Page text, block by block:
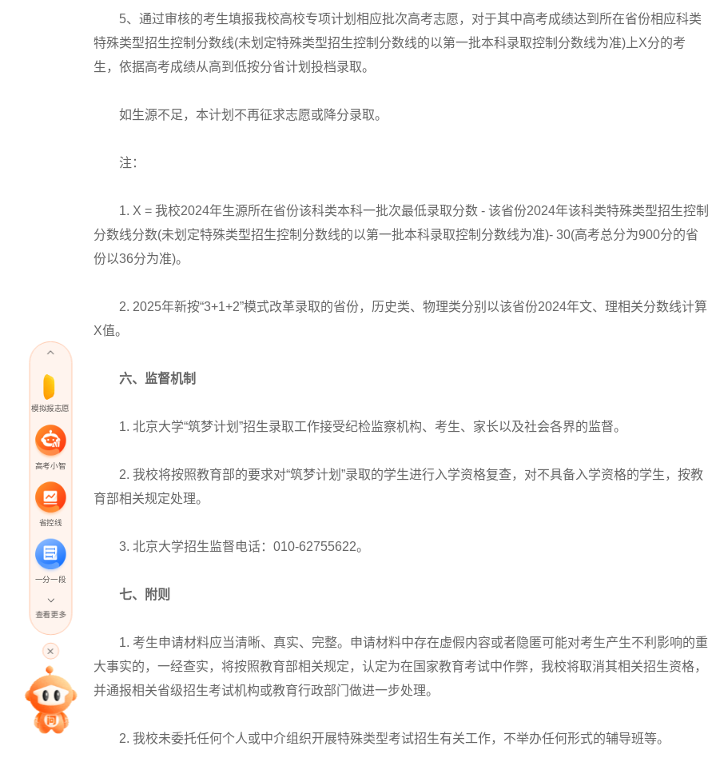
5、通过审核的考生填报我校高校专项计划相应批次高考志愿，对于其中高考成绩达到所在省份相应科类
特殊类型招生控制分数线(未划定特殊类型招生控制分数线的以第一批本科录取控制分数线为准)上X分的考
生，依据高考成绩从高到低按分省计划投档录取。
如生源不足，本计划不再征求志愿或降分录取。
注：
1. X = 我校2024年生源所在省份该科类本科一批次最低录取分数 - 该省份2024年该科类特殊类型招生控制
分数线分数(未划定特殊类型招生控制分数线的以第一批本科录取控制分数线为准)- 30(高考总分为900分的省
份以36分为准)。
2. 2025年新按“3+1+2”模式改革录取的省份，历史类、物理类分别以该省份2024年文、理相关分数线计算
X值。
六、监督机制
1. 北京大学“筑梦计划”招生录取工作接受纪检监察机构、考生、家长以及社会各界的监督。
2. 我校将按照教育部的要求对“筑梦计划”录取的学生进行入学资格复查，对不具备入学资格的学生，按教
育部相关规定处理。
3. 北京大学招生监督电话：010-62755622。
七、附则
1. 考生申请材料应当清晰、真实、完整。申请材料中存在虚假内容或者隐匿可能对考生产生不利影响的重
大事实的，一经查实，将按照教育部相关规定，认定为在国家教育考试中作弊，我校将取消其相关招生资格，
并通报相关省级招生考试机构或教育行政部门做进一步处理。
2. 我校未委托任何个人或中介组织开展特殊类型考试招生有关工作，不举办任何形式的辅导班等。
模拟报志愿
高考小智
省控线
一分一段
高考直播
专家指导课
查看更多